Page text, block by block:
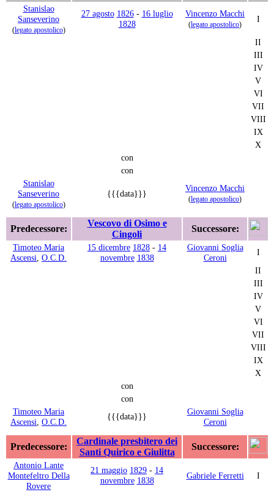
Stanislao
Sanseverino
(legato apostolico)
27 agosto 1826- 16 luglio
1828
Vincenzo Macchi
(legato apostolico)
I
II
III
IV
V
VI
VII
VIII
IX
X
con
con
Stanislao
Sanseverino
(legato apostolico)
{{{data}}}
Vincenzo Macchi
(legato apostolico)
Predecessore:
Vescovo di Osimo e
Cingoli
Successore:
Timoteo Maria
Ascensi O.C.D.
15 dicembre 1828 - 14
novembre 1838
Giovanni Soglia
Ceroni
I
II
III
IV
V
VI
VII
VIII
IX
X
con
con
Timoteo Maria
Ascensi O.C.D.
{{{data}}}
Giovanni Soglia
Ceroni
Predecessore:
Cardinale presbitero dei
Santi Quirico e Giulitta
Successore:
Antonio Lante
Montefeltro Della
Rovere
21 maggio 1829 - 14
novembre 1838 Gabriele Ferretti I